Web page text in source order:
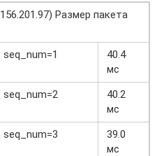
Размер пакета
seq_num=1
40.4
мс
seq_num=2
40.2
мс
seq_num=3
39.0
мс